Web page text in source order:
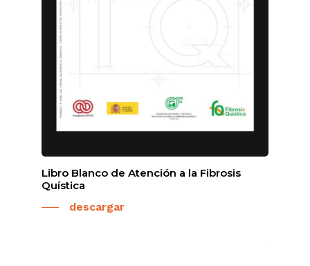
Libro Blanco de Atención a la Fibrosis
Quística
descargar